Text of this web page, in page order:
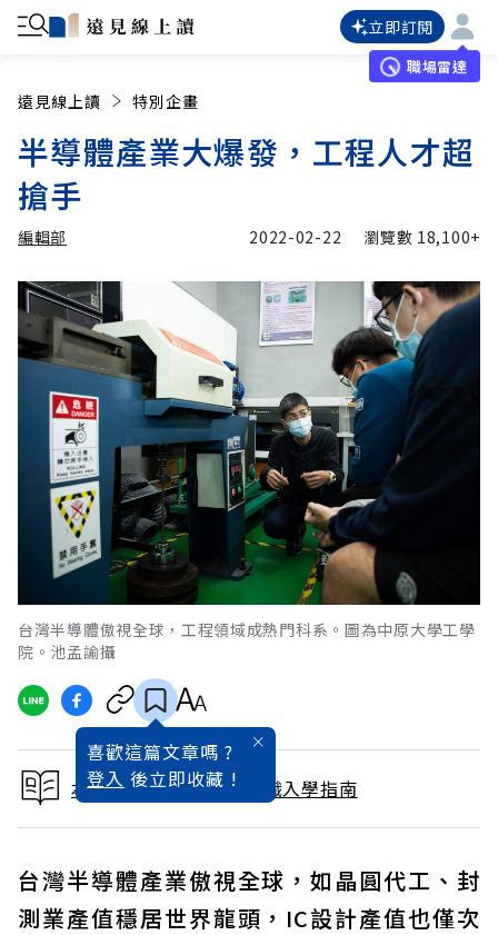
立即訂閱
職場雷達
遠見線上讀 特別企畫
半導體產業大爆發，工程人才超
搶手
編輯部
編輯部 加入追蹤
2022-02-22 瀏覽數 18,100+
台灣半導體傲視全球，工程領域成熱門科系。圖為中原大學工學
院。池孟諭攝
喜歡這篇文章嗎 ?
登入 後立即收藏 !
本文出自2022大學暨技職入學指南
台灣半導體產業傲視全球，如晶圓代工、封
測業產值穩居世界龍頭，IC設計產值也僅次